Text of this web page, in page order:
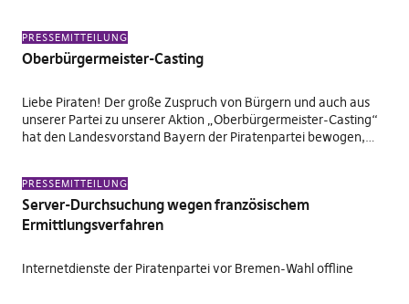
PRESSEMITTEILUNG
Oberbürgermeister-Casting
Liebe Piraten! Der große Zuspruch von Bürgern und auch aus
unserer Partei zu unserer Aktion „Oberbürgermeister-Casting“
hat den Landesvorstand Bayern der Piratenpartei bewogen,…
PRESSEMITTEILUNG
Server-Durchsuchung wegen französischem
Ermittlungsverfahren
Internetdienste der Piratenpartei vor Bremen-Wahl offline